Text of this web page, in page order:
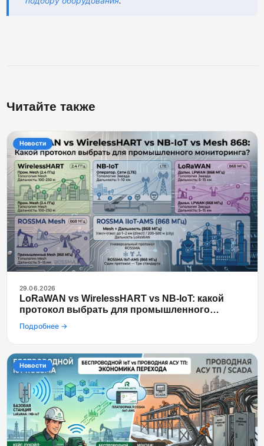
Читайте также
Новости
29.06.2026
LoRaWAN vs WirelessHART vs NB-IoT: какой
протокол выбрать для промышленного
Подробнее →
Новости